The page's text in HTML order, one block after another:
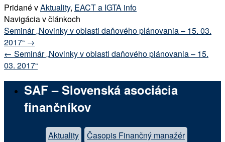
Pridané vAktuality, EACT a IGTA info
Navigácia v článkoch
Seminár „Novinky v oblasti daňového plánovania – 15. 03.
2017“ →
← Seminár „Novinky v oblasti daňového plánovania – 15.
03. 2017“
SAF – Slovenská asociácia
finančníkov
Aktuality Časopis Finančný manažér